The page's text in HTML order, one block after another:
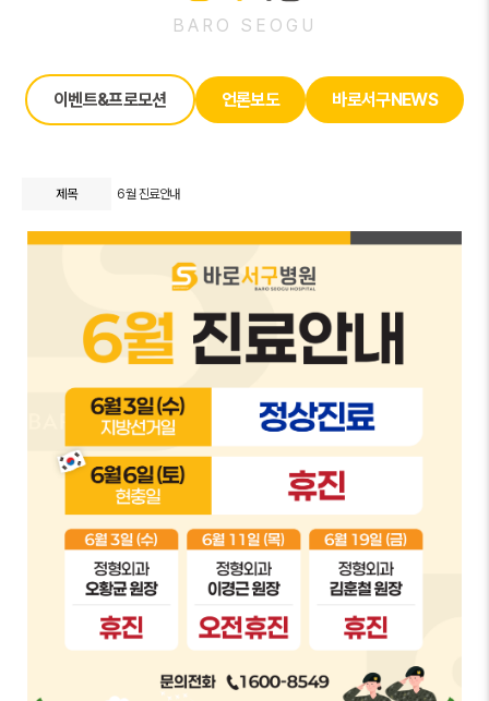
BARO SEOGU
이벤트&프로모션 언론보도 바로서구NEWS
제목 6월 진료안내